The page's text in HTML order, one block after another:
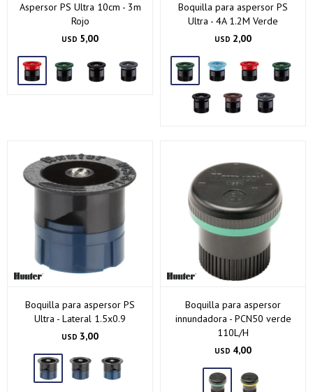
Aspersor PS Ultra 10cm - 3m
Rojo
USD 5,00
Boquilla para aspersor PS
Ultra - 4A 1.2M Verde
USD 2,00
Boquilla para aspersor PS
Ultra - Lateral 1.5x0.9
USD 3,00
Boquilla para aspersor
innundadora - PCN50 verde
110L/H
USD 4,00
Comprá ahora y Pagá
¡Sumate a la forma más ágil de comprar!
Comprá en 3 cuotas sin recargo o hasta en 12
* sujeto aprobación crediticia.
Verifica si estás calificado para comprar con Pago